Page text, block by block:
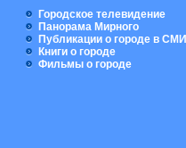
Городское телевидение
Панорама Мирного
Публикации о городе в СМИ
Книги о городе
Фильмы о городе